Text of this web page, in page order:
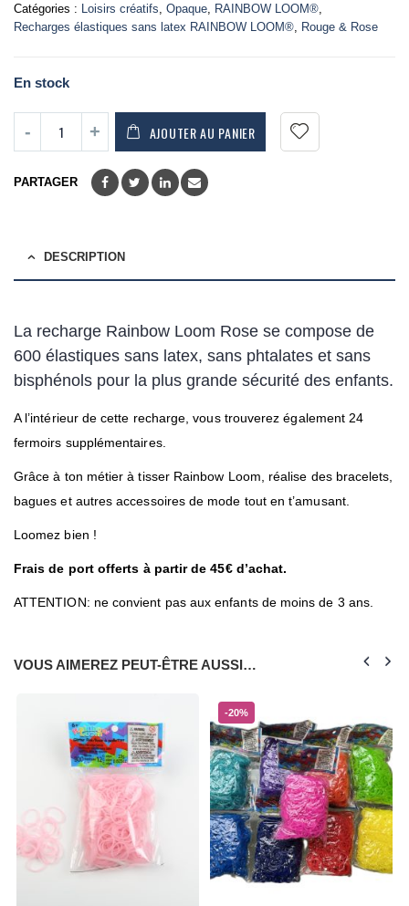
Catégories : Loisirs créatifs Opaque RAINBOW LOOM®
Recharges élastiques sans latex RAINBOW LOOM® Rouge & Rose
En stock
AJOUTER AU PANIER
PARTAGER
DESCRIPTION
La recharge Rainbow Loom Rose se compose de
600 élastiques sans latex, sans phtalates et sans
bisphénols pour la plus grande sécurité des enfants.
A l’intérieur de cette recharge, vous trouverez également 24
fermoirs supplémentaires.
Grâce à ton métier à tisser Rainbow Loom, réalise des bracelets,
bagues et autres accessoires de mode tout en t’amusant.
Loomez bien !
Frais de port offerts à partir de 45€ d’achat.
ATTENTION: ne convient pas aux enfants de moins de 3 ans.
VOUS AIMEREZ PEUT-ÊTRE AUSSI…
-20%